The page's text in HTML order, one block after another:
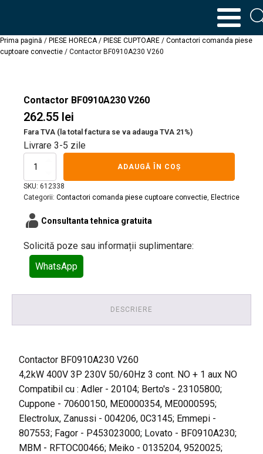
Prima pagină / PIESE HORECA/ PIESE CUPTOARE / Contactori comanda piese
cuptoare convectie / Contactor BF0910A230 V260
Contactor BF0910A230 V260
262.55 lei
Fara TVA (la total factura se va adauga TVA 21%)
Livrare 3-5 zile
Cantitate
BF0910A230
V260
ADAUGĂ ÎN COȘ
SKU: 612338
Categorii: Contactori comanda piese cuptoare convectie, Electrice
contacts_product Consultanta tehnica gratuita
Solicită poze sau informații suplimentare:
WhatsApp
DESCRIERE
Contactor BF0910A230 V260
4,2kW 400V 3P 230V 50/60Hz 3 cont. NO + 1 aux NO
Compatibil cu : Adler - 20104; Berto's - 23105800;
Cuppone - 70600150, ME0000354, ME0000595;
Electrolux, Zanussi - 004206, 0C3145; Emmepi -
807553; Fagor - P453023000; Lovato - BF0910A230;
MBM - RFTOC00466; Meiko - 0135204, 9520025;